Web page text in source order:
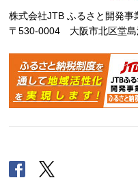
株式会社JTB ふるさと開発事
〒530-0004 大阪市北区堂島
Facebook